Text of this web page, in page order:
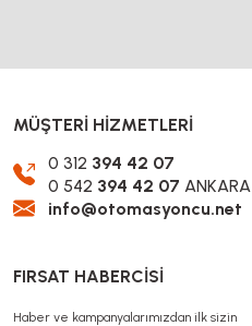
MÜŞTERİ HİZMETLERİ
0 312 394 42 07
0 542 394 42 07 ANKARA
info@otomasyoncu.net
FIRSAT HABERCİSİ
Haber ve kampanyalarımızdan ilk sizin